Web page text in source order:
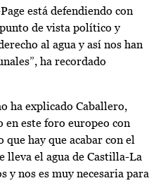
está defendiendo con
de vista político y
al agua y así nos han
ha recordado
ha explicado Caballero,
en este foro europeo con
que hay que acabar con el
lleva el agua de Castilla-La
y nos es muy necesaria para